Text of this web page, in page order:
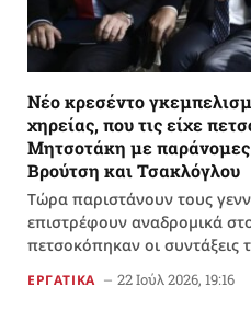
Νέο κρεσέντο
χηρείας, που τις είχε
Μητσοτάκη με παράνομες
Βρούτση και Τσακλόγλου
Τώρα παριστάνουν τους
επιστρέφουν αναδρομικά
πετσοκόπηκαν οι συντάξεις
ΕΡΓΑΤΙΚΑ 22 Ιούλ 2026, 19:16